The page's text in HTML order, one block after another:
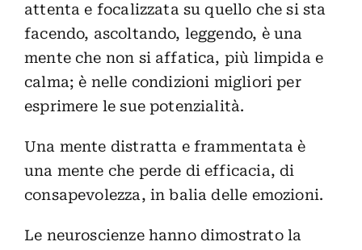
attenta e focalizzata su quello che si sta
facendo, ascoltando, leggendo, è una
mente che non si affatica, più limpida e
calma; è nelle condizioni migliori per
esprimere le sue potenzialità.
Una mente distratta e frammentata è
una mente che perde di efficacia, di
consapevolezza, in balia delle emozioni.
Le neuroscienze hanno dimostrato la